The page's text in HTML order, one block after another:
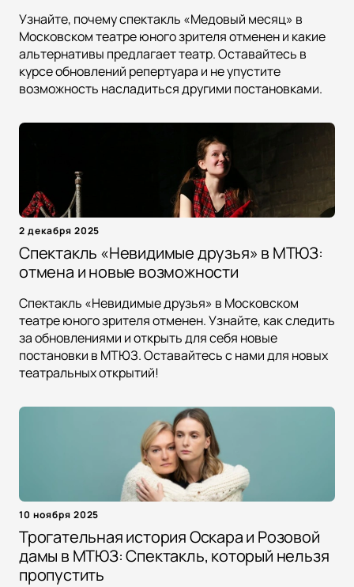
Узнайте, почему спектакль «Медовый месяц» в
Московском театре юного зрителя отменен и какие
альтернативы предлагает театр. Оставайтесь в
курсе обновлений репертуара и не упустите
возможность насладиться другими постановками.
2 декабря 2025
Спектакль «Невидимые друзья» в МТЮЗ:
отмена и новые возможности
Спектакль «Невидимые друзья» в Московском
театре юного зрителя отменен. Узнайте, как следить
за обновлениями и открыть для себя новые
постановки в МТЮЗ. Оставайтесь с нами для новых
театральных открытий!
10 ноября 2025
Трогательная история Оскара и Розовой
дамы в МТЮЗ: Спектакль, который нельзя
пропустить